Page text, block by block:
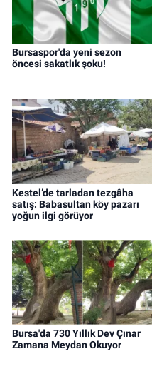
Bursaspor'da yeni sezon
öncesi sakatlık şoku!
Kestel’de tarladan tezgâha
satış: Babasultan köy pazarı
yoğun ilgi görüyor
Bursa'da 730 Yıllık Dev Çınar
Zamana Meydan Okuyor